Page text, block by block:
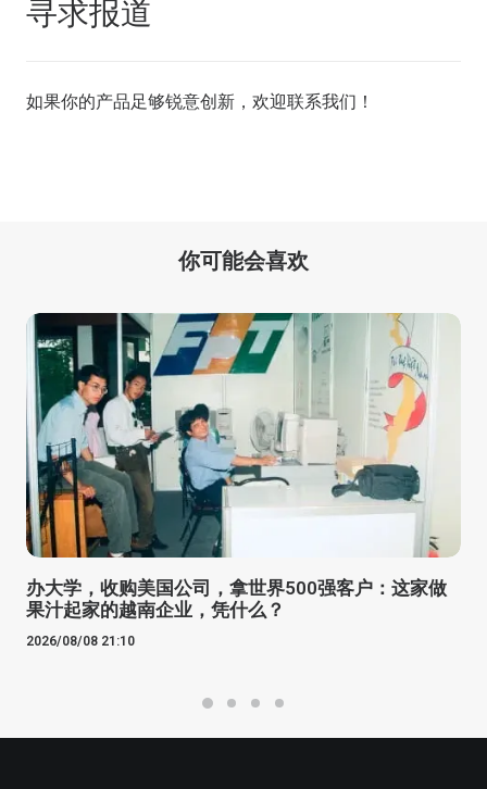
寻求报道
如果你的产品足够锐意创新，欢迎联系我们 ！
你可能会喜欢
办大学，收购美国公司，拿世界500强客户：这家做
果汁起家的越南企业，凭什么？
2026/08/08 21:10